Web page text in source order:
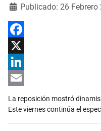
DetallesPublicado: 26 Febrero
Facebook
X
LinkedIn
La reposición mostró
Este viernes continúa el